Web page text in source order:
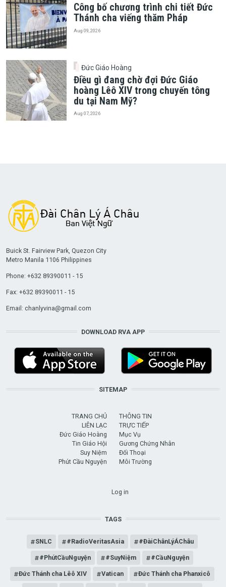
Công bố chương trình chi tiết Đức
Thánh cha viếng thăm Pháp
Aug 09, 2026
Đức Giáo Hoàng
Điều gì đang chờ đợi Đức Giáo
hoàng Lêô XIV trong chuyến tông
du tại Nam Mỹ?
Aug 07, 2026
Buick St. Fairview Park, Quezon City
Metro Manila 1106 Philippines
Phone: +632 89390011 - 15
Fax: +632 89390011 - 15
Email: chanlyvina@gmail.com
DOWNLOAD RVA APP
SITEMAP
TRANG CHỦ
LIÊN LẠC
Đức Giáo Hoàng
Tin Giáo Hội
Suy Niệm
Phút Cầu Nguyện
THÔNG TIN
TRỰC TIẾP
Mục Vụ
Gương Chứng Nhân
Đối Thoại
Môi Trường
Log in
TAGS
SNLC #RadioVeritasAsia #ĐàiChânLýÁChâu
#PhútCầuNguyện #SuyNiệm #CầuNguyện
Đức Thánh cha Lêô XIV Vatican Đức Thánh cha Phanxicô